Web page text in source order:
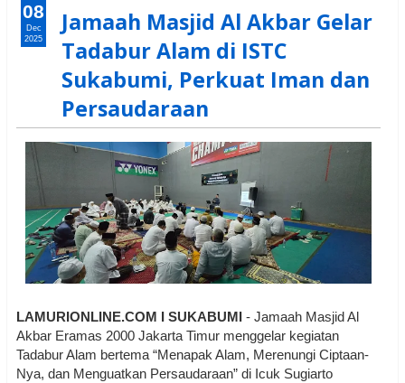
Jamaah Masjid Al Akbar Gelar
Tadabur Alam di ISTC
Sukabumi, Perkuat Iman dan
Persaudaraan
LAMURIONLINE.COM I SUKABUMI - Jamaah Masjid Al
Akbar Eramas 2000 Jakarta Timur menggelar kegiatan
Tadabur Alam bertema “Menapak Alam, Merenungi Ciptaan-
Nya, dan Menguatkan Persaudaraan” di Icuk Sugiarto
08
Dec
2025